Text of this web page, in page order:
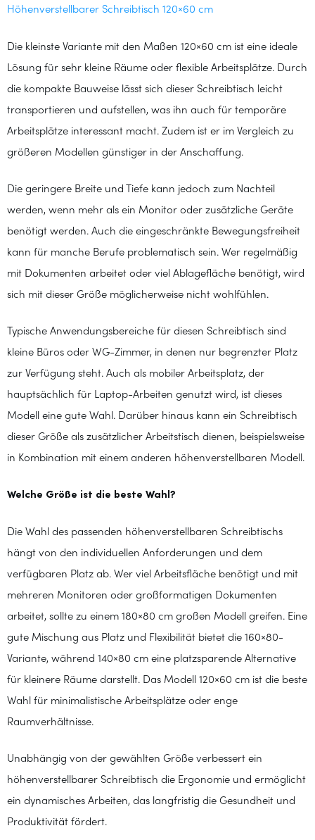
Höhenverstellbarer Schreibtisch 120×60 cm
Die kleinste Variante mit den Maßen 120×60 cm ist eine ideale
Lösung für sehr kleine Räume oder flexible Arbeitsplätze. Durch
die kompakte Bauweise lässt sich dieser Schreibtisch leicht
transportieren und aufstellen, was ihn auch für temporäre
Arbeitsplätze interessant macht. Zudem ist er im Vergleich zu
größeren Modellen günstiger in der Anschaffung.
Die geringere Breite und Tiefe kann jedoch zum Nachteil
werden, wenn mehr als ein Monitor oder zusätzliche Geräte
benötigt werden. Auch die eingeschränkte Bewegungsfreiheit
kann für manche Berufe problematisch sein. Wer regelmäßig
mit Dokumenten arbeitet oder viel Ablagefläche benötigt, wird
sich mit dieser Größe möglicherweise nicht wohlfühlen.
Typische Anwendungsbereiche für diesen Schreibtisch sind
kleine Büros oder WG-Zimmer, in denen nur begrenzter Platz
zur Verfügung steht. Auch als mobiler Arbeitsplatz, der
hauptsächlich für Laptop-Arbeiten genutzt wird, ist dieses
Modell eine gute Wahl. Darüber hinaus kann ein Schreibtisch
dieser Größe als zusätzlicher Arbeitstisch dienen, beispielsweise
in Kombination mit einem anderen höhenverstellbaren Modell.
Welche Größe ist die beste Wahl?
Die Wahl des passenden höhenverstellbaren Schreibtischs
hängt von den individuellen Anforderungen und dem
verfügbaren Platz ab. Wer viel Arbeitsfläche benötigt und mit
mehreren Monitoren oder großformatigen Dokumenten
arbeitet, sollte zu einem 180×80 cm großen Modell greifen. Eine
gute Mischung aus Platz und Flexibilität bietet die 160×80-
Variante, während 140×80 cm eine platzsparende Alternative
für kleinere Räume darstellt. Das Modell 120×60 cm ist die beste
Wahl für minimalistische Arbeitsplätze oder enge
Raumverhältnisse.
Unabhängig von der gewählten Größe verbessert ein
höhenverstellbarer Schreibtisch die Ergonomie und ermöglicht
ein dynamisches Arbeiten, das langfristig die Gesundheit und
Produktivität fördert.